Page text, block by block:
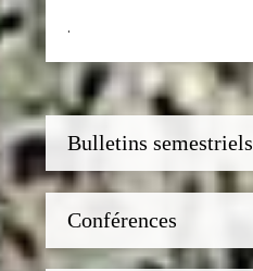
.
Bulletins semestriels
Conférences